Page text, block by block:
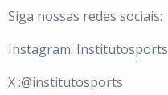
Siga nossas redes sociais:
Instagram: Institutosports
X :@institutosports